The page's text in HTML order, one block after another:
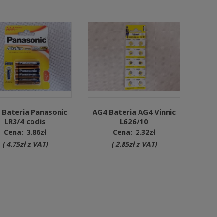
Bateria Panasonic
LR3/4 codis
Cena: 3.86zł
( 4.75złz VAT)
AG4 Bateria AG4 Vinnic
L626/10
Cena: 2.32zł
(2.85złz VAT)